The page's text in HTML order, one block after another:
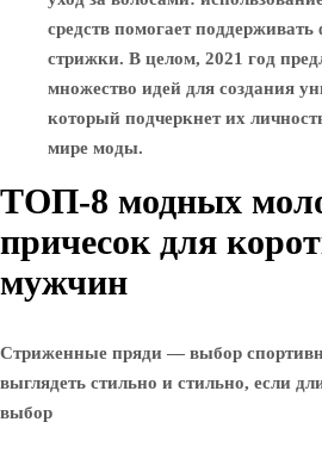
средств помогает поддерживать
стрижки. В целом, 2021 год
множество идей для создания
который подчеркнет их
мире моды.
ТОП-8 модных
причесок для
мужчин
Стриженные пряди — выбор
выглядеть стильно и стильно, если
выбор